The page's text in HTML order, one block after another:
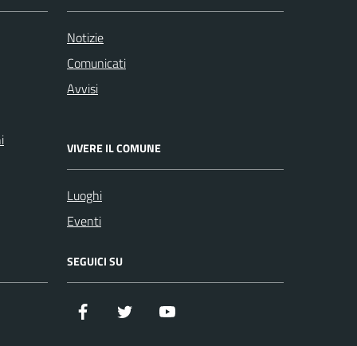
Notizie
Comunicati
Avvisi
VIVERE IL COMUNE
Luoghi
Eventi
SEGUICI SU
Facebook Twitter